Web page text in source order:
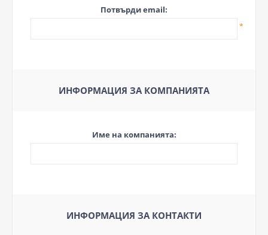
Потвърди email:
*
ИНФОРМАЦИЯ ЗА КОМПАНИЯТА
Име на компанията:
ИНФОРМАЦИЯ ЗА КОНТАКТИ